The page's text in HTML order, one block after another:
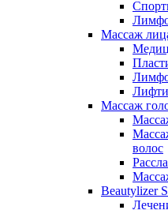
Массаж
Массаж
волос
Beautylizer